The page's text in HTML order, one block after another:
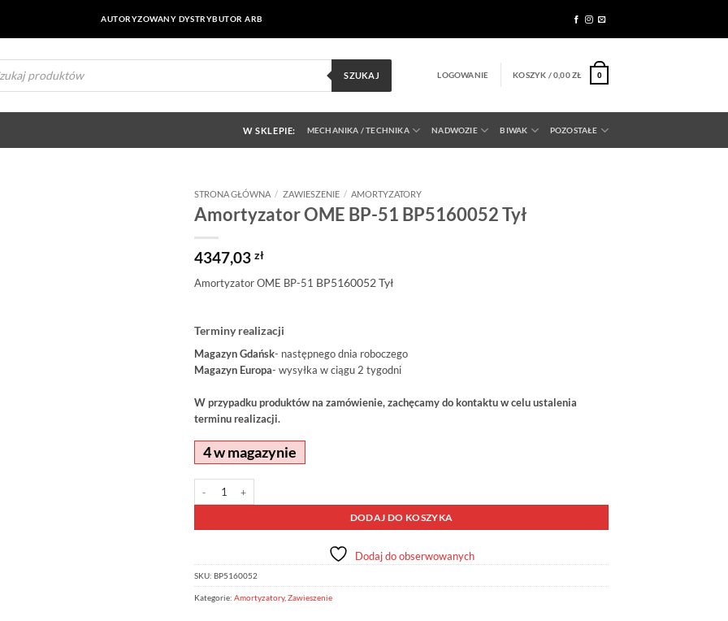
AUTORYZOWANY DYSTRYBUTOR ARB
SZUKAJ LOGOWANIE KOSZYK /0,00ZŁ 0
W SKLEPIE: MECHANIKA / TECHNIKA NADWOZIE BIWAK POZOSTAŁE
STRONA GŁÓWNA / ZAWIESZENIE / AMORTYZATORY
Amortyzator OME BP-51 BP5160052 Tył
4347,03 zł
Amortyzator OME BP-51 BP5160052Tył
Terminy realizacji
Magazyn Gdańsk- następnego dnia roboczego
Magazyn Europa- wysyłka w ciągu 2 tygodni
W przypadku produktów na zamówienie, zachęcamy do kontaktu w celu ustalenia
terminu realizacji.
4 w magazynie
DODAJ DO KOSZYKA
Alternative:
Dodaj do obserwowanych
SKU: BP5160052
Kategorie: Amortyzatory, Zawieszenie